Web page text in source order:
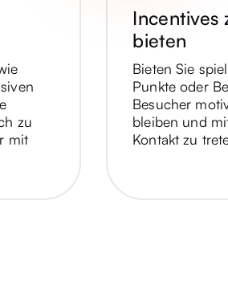
zu
mit
Incentives
bieten
Bieten Sie
Punkte oder
Besucher
bleiben und
Kontakt zu